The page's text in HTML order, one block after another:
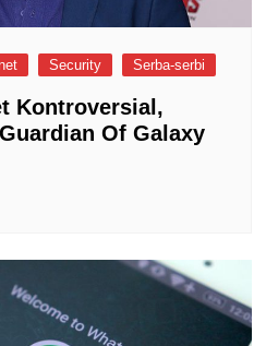
Security Serba-serbi
Kontroversial,
Of Galaxy